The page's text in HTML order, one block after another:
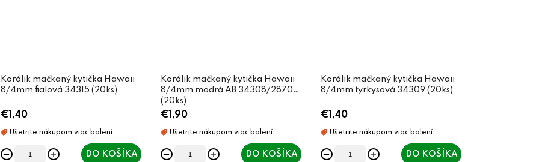
Korálik mačkaný kytička Hawaii
8/4mm fialová 34315 (20ks)
€1,40
DO KOŠÍKA
Korálik mačkaný kytička Hawaii
8/4mm modrá AB 34308/28701
(20ks)
€1,90
DO KOŠÍKA
Korálik mačkaný kytička Hawaii
8/4mm tyrkysová 34309 (20ks)
€1,40
DO KOŠÍKA